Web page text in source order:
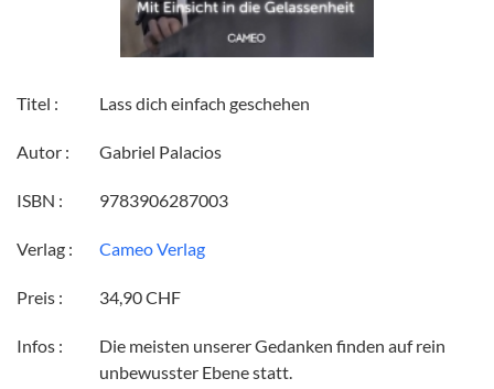
Titel : Lass dich einfach geschehen
Autor : Gabriel Palacios
ISBN : 9783906287003
Verlag : Cameo Verlag
Preis : 34,90 CHF
Infos :
Die meisten unserer Gedanken finden auf rein
unbewusster Ebene statt.